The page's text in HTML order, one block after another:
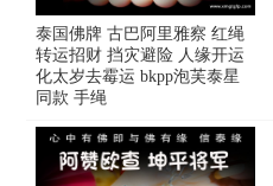
泰国佛牌 古巴阿里雅察 红绳
转运招财 挡灾避险 人缘开运
化太岁去霉运 bkpp泡芙泰星
同款 手绳